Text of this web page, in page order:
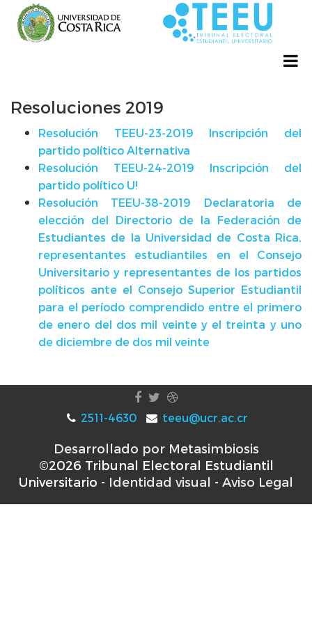
Resoluciones 2019
Resolución TEEU-23-2019 Inscripción del
partido político Alternativa
Resolución TEEU-24-2019 Inscripción del
partido político U!
Resolución TEEU-38-2019 Declaratoria de
elección del Directorio de la Federación de
Estudiantes de la Universidad de Costa Rica,
representantes estudiantiles en el Consejo
Universitario y representantes de los partidos
políticos ante el Consejo Superior Estudiantil
para el período comprendido entre el primero
de enero del dos mil veinte y el treinta y uno
de diciembre de dos mil veinte
2511-4630 teeu@ucr.ac.cr
Desarrollado por Metasimbiosis
©2026 Tribunal Electoral Estudiantil
Universitario - Identidad visual - Aviso Legal